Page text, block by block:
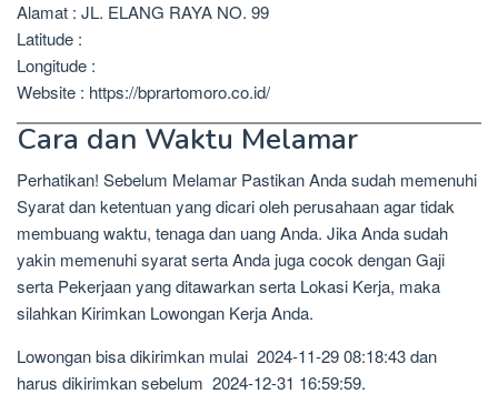
Alamat : JL. ELANG RAYA NO. 99
Latitude :
Longitude :
Website : https://bprartomoro.co.id/
Cara dan Waktu Melamar
Perhatikan! Sebelum Melamar Pastikan Anda sudah memenuhi
Syarat dan ketentuan yang dicari oleh perusahaan agar tidak
membuang waktu, tenaga dan uang Anda. Jika Anda sudah
yakin memenuhi syarat serta Anda juga cocok dengan Gaji
serta Pekerjaan yang ditawarkan serta Lokasi Kerja, maka
silahkan Kirimkan Lowongan Kerja Anda.
Lowongan bisa dikirimkan mulai 2024-11-29 08:18:43 dan
harus dikirimkan sebelum 2024-12-31 16:59:59.